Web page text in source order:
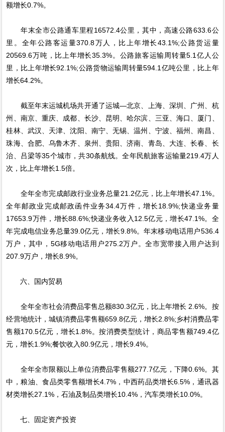
额增长0.7%。
年末全市公路通车里程16572.4公里，其中，高速公路633.6公
里。全年公路客运量370.8万人，比上年增长43.1%;公路货运量
20569.6万吨，比上年增长35.3%。公路旅客运输周转量5.1亿人公
里，比上年增长92.1%;公路货物运输周转量594.1亿吨公里，比上年
增长64.2%。
截至年末运城机场共开通了运城—北京、上海、深圳、广州、杭
州、南京、重庆、成都、长沙、昆明、哈尔滨、三亚、海口、厦门、
桂林、武汉、天津、沈阳、南宁、无锡、温州、宁波、福州、南昌、
珠海、合肥、乌鲁木齐、泉州、贵阳、济南、青岛、大连、长春、长
治、吕梁等35个城市，共30条航线。全年民航旅客运输量219.4万人
次，比上年增长1.5倍。
全年全市完成邮政行业业务总量21.2亿元，比上年增长47.1%。
全年邮政业完成邮政函件业务34.4万件，增长18.9%;快递业务量
17653.9万件，增长88.6%;快递业务收入12.5亿元，增长47.1%。全
年完成电信业务总量39.0亿元，增长9.8%。年末移动电话用户536.4
万户，其中，5G移动电话用户275.2万户。全市宽带接入用户达到
207.9万户，增长8.9%。
六、国内贸易
全年全市社会消费品零售总额830.3亿元，比上年增长 2.6%。按
经营地统计，城镇消费品零售额659.8亿元，增长2.8%;乡村消费品零
售额170.5亿元，增长1.8%。按消费类型统计，商品零售额749.4亿
元，增长1.9%;餐饮收入80.9亿元，增长9.4%。
全年全市限额以上单位消费品零售额277.7亿元，下降0.6%。其
中，粮油、食品类零售额增长4.7%，中西药品类增长6.5%，通讯器
材类增长27.1%，石油及制品类增长10.4%，汽车类增长10.0%。
七、固定资产投资